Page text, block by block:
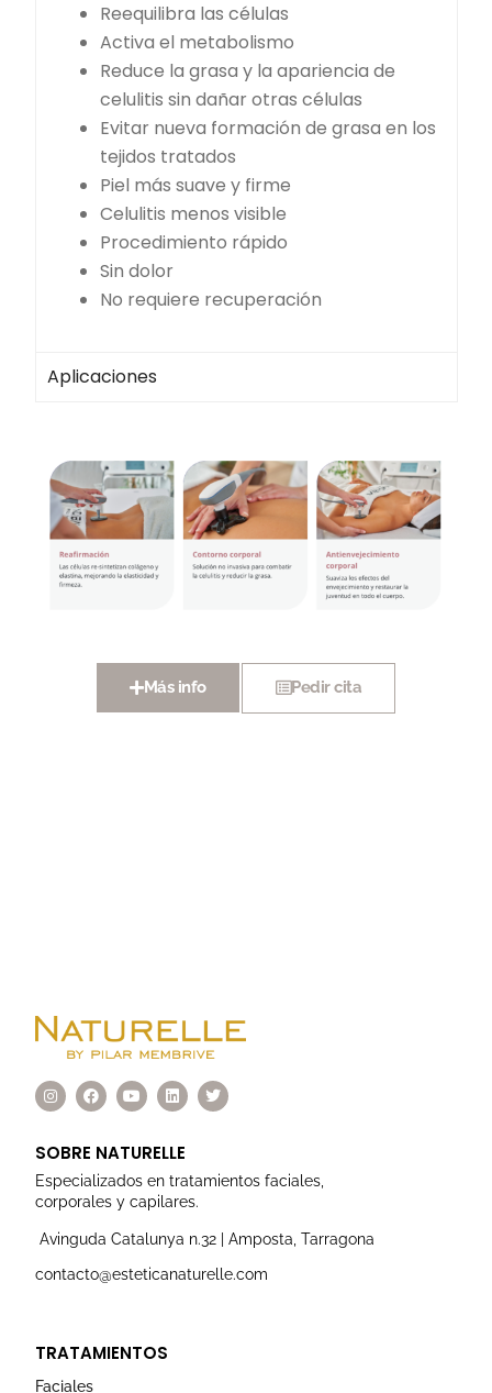
Reequilibra las células
Activa el metabolismo
Reduce la grasa y la apariencia de
celulitis sin dañar otras células
Evitar nueva formación de grasa en los
tejidos tratados
Piel más suave y firme
Celulitis menos visible
Procedimiento rápido
Sin dolor
No requiere recuperación
Aplicaciones
Más info Pedir cita
I
n
a
g
r
a
m
F
a
b
o
o
k
Y
o
u
b
e
L
i
e
d
i
n
T
w
r
SOBRE NATURELLE
Especializados en tratamientos faciales,
corporales y capilares.
Avinguda Catalunya n.32 | Amposta, Tarragona
contacto@esteticanaturelle.com
TRATAMIENTOS
Faciales